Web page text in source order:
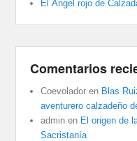
El Ángel rojo de
Comentarios
Coevolador en Blas
aventurero calzadeño
admin en El origen de
Sacristanía